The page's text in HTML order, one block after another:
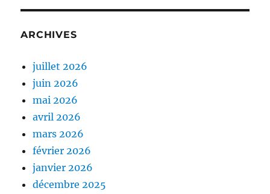
ARCHIVES
juillet 2026
juin 2026
mai 2026
avril 2026
mars 2026
février 2026
janvier 2026
décembre 2025